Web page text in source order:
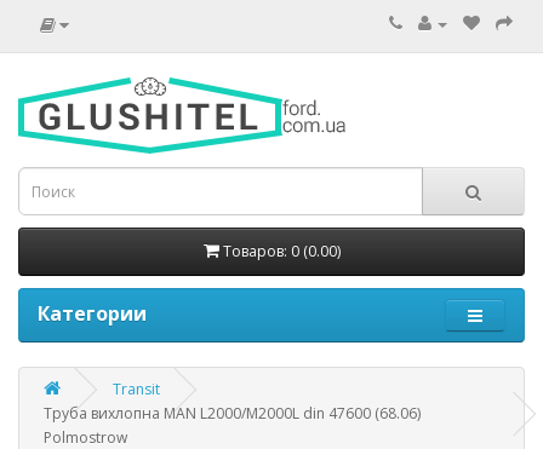
Товаров: 0 (0.00)
Категории
Transit
Труба вихлопна MAN L2000/M2000L din 47600 (68.06)
Polmostrow